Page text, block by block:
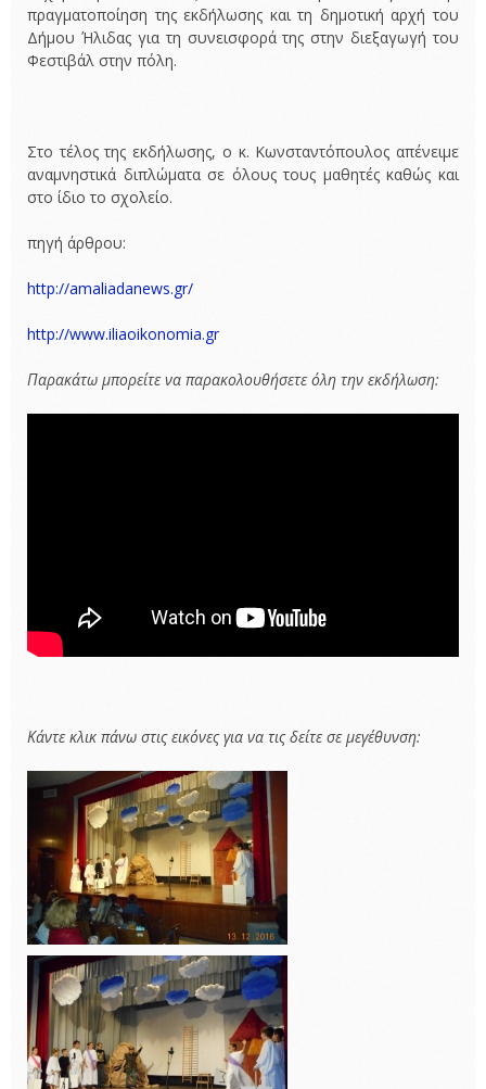
πραγματοποίηση της εκδήλωσης και τη δημοτική αρχή του
Δήμου Ήλιδας για τη συνεισφορά της στην διεξαγωγή του
Φεστιβάλ στην πόλη.
Στο τέλος της εκδήλωσης, ο κ. Κωνσταντόπουλος απένειμε
αναμνηστικά διπλώματα σε όλους τους μαθητές καθώς και
στο ίδιο το σχολείο.
πηγή άρθρου:
http://amaliadanews.gr/
http://www.iliaoikonomia.gr
Παρακάτω μπορείτε να παρακολουθήσετε όλη την εκδήλωση:
Κάντε κλικ πάνω στις εικόνες για να τις δείτε σε μεγέθυνση: